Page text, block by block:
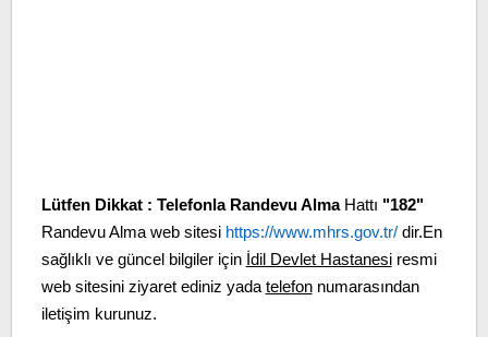
Lütfen Dikkat : Telefonla Randevu AlmaHattı "182"
Randevu Alma web sitesi https://www.mhrs.gov.tr/dir.En
sağlıklı ve güncel bilgiler için İdil Devlet Hastanesiresmi
web sitesini ziyaret ediniz yada telefonnumarasından
iletişim kurunuz.